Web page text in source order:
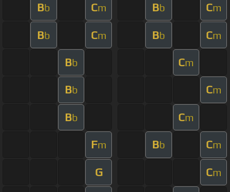
Bb Cm Bb Cm
Bb Cm Bb Cm
Bb Cm
Bb Cm
Bb Cm
Fm Bb Cm
G Cm